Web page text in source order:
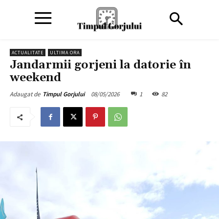
ACTUALITATE ULTIMA ORA
Jandarmii gorjeni la datorie în
weekend
Adaugat de Timpul Gorjului 08/05/2026 1 82